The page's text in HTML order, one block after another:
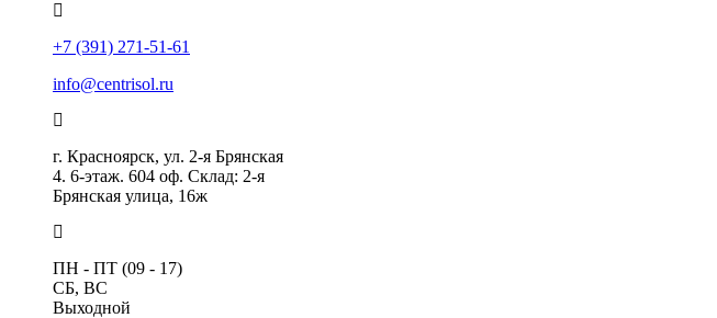
+7 (391) 271-51-61
info@centrisol.ru
г. Красноярск, ул. 2-я Брянская
4. 6-этаж. 604 оф. Склад: 2-я
Брянская улица, 16ж
ПН - ПТ (09 - 17)
СБ, ВС
Выходной